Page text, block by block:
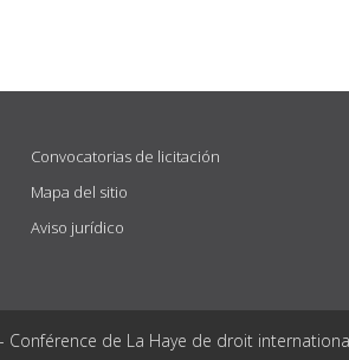
Convocatorias de licitación
Mapa del sitio
Aviso jurídico
Conférence de La Haye de droit